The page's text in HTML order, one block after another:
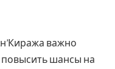
важно
шансы на